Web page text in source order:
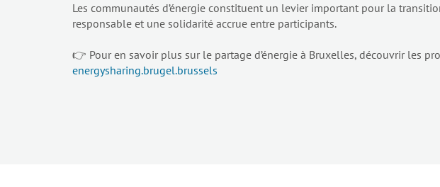
Les communautés d’énergie constituent un levier important pour la
responsable et une solidarité accrue entre participants.
👉 Pour en savoir plus sur le partage d’énergie à Bruxelles, découvrir les
energysharing.brugel.brussels